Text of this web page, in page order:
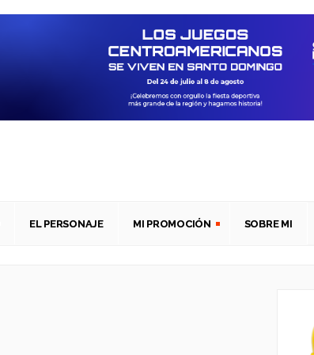
EL PERSONAJE MI PROMOCIÓN SOBRE MI